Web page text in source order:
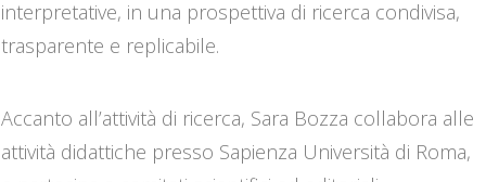
interpretative, in una prospettiva di ricerca condivisa,
trasparente e replicabile.
Accanto all’attività di ricerca, Sara Bozza collabora alle
attività didattiche presso Sapienza Università di Roma,